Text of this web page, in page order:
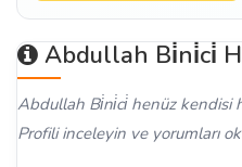
Abdullah Bi̇ni̇ci̇
Abdullah Bi̇ni̇ci̇ henüz kendisi
Profili inceleyin ve yorumları